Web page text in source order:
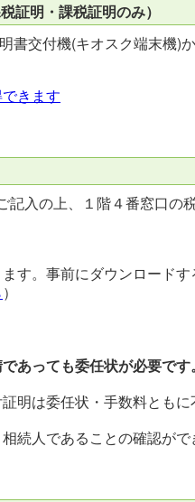
証明・課税証明のみ）
書交付機(キオスク端末機
きます
入の上、１階４番窓口の
す。事前にダウンロードす
）
あっても委任状が必要です。
明は委任状・手数料ともに
続人であることの確認が